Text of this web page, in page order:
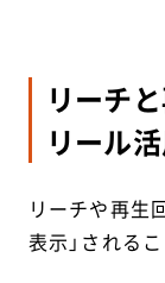
リーチ
リール
リーチや再生
表示」される